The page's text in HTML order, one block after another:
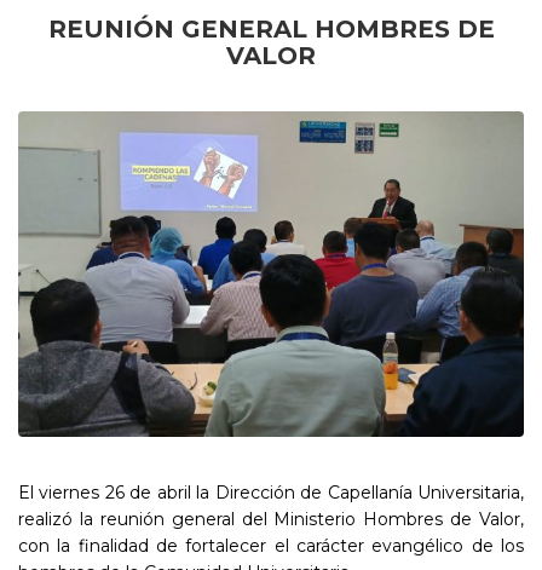
REUNIÓN GENERAL HOMBRES DE
VALOR
El viernes 26 de abril la Dirección de Capellanía Universitaria,
realizó la reunión general del Ministerio Hombres de Valor,
con la finalidad de fortalecer el carácter evangélico de los